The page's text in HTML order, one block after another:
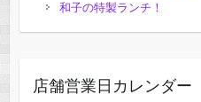
和子の特製ランチ！
店舗営業日カレンダー